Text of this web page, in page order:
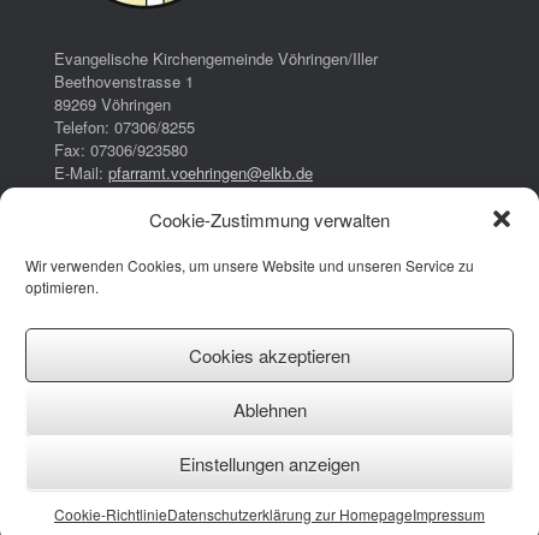
Cookie-Zustimmung verwalten
Wir verwenden Cookies, um unsere Website und unseren Service zu
optimieren.
Cookies akzeptieren
Ablehnen
Einstellungen anzeigen
Cookie-RichtlinieDatenschutzerklärung zur HomepageImpressum
Evangelische Kirchengemeinde Vöhringen/Iller
Beethovenstrasse 1
89269 Vöhringen
Telefon: 07306/8255
Fax: 07306/923580
E-Mail: pfarramt.voehringen@elkb.de
16:00 – 17:00 Uhr
Donnerstag:
Cookie-Richtlinie (EU)
Facebook
Instagram
YouTube